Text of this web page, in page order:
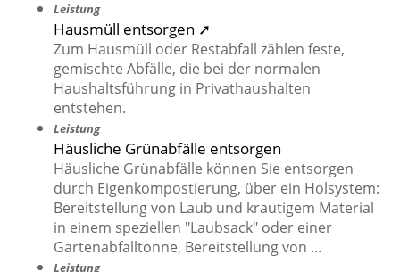
Leistung
Hausmüll entsorgen ➚
Zum Hausmüll oder Restabfall zählen feste,
gemischte Abfälle, die bei der normalen
Haushaltsführung in Privathaushalten
entstehen.
Leistung
Häusliche Grünabfälle entsorgen
Häusliche Grünabfälle können Sie entsorgen
durch Eigenkompostierung, über ein Holsystem:
Bereitstellung von Laub und krautigem Material
in einem speziellen "Laubsack" oder einer
Gartenabfalltonne, Bereitstellung von …
Leistung